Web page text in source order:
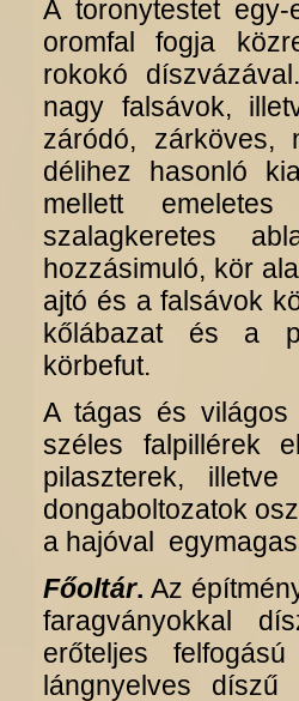
A toronytestet
oromfal fogja
rokokó
nagy falsávok,
záródó, zárköves,
délihez hasonló
mellett emeletes
szalagkeretes
hozzásimuló, kör
ajtó és a falsávok
kőlábazat és a
körbefut.
A tágas és világos
széles falpillérek
pilaszterek,
dongaboltozatok
a hajóval
Főoltár. Az
faragványokkal
erőteljes
lángnyelves